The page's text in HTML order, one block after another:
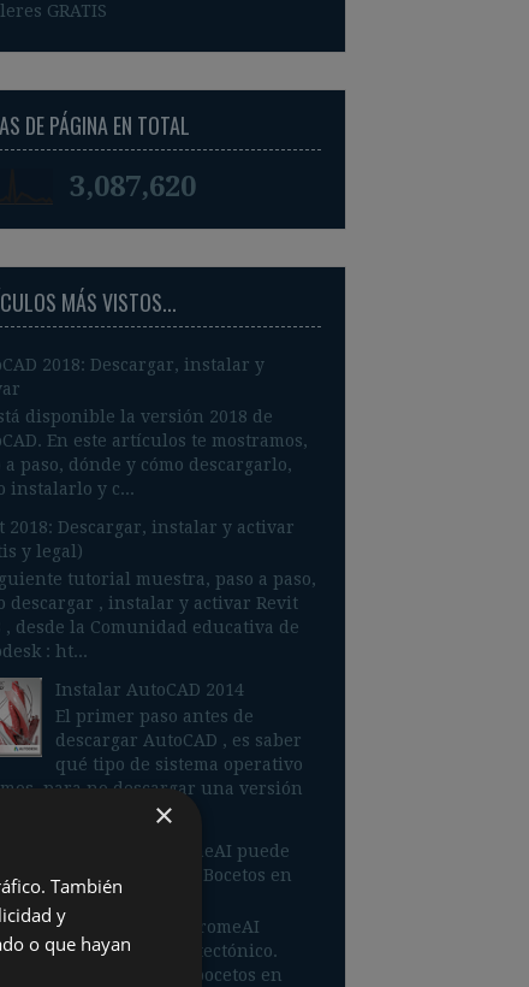
GRATIS
DE PÁGINA EN TOTAL
3,087,620
MÁS VISTOS...
2018: Descargar, instalar y
disponible la versión 2018 de
En este artículos te mostramos,
a paso, dónde y cómo descargarlo,
instalarlo y c...
2018: Descargar, instalar y activar
y legal)
tutorial muestra, paso a paso,
descargar , instalar y activar Revit
, desde la Comunidad educativa de
: ht...
Instalar AutoCAD 2014
El primer paso antes de
descargar AutoCAD , es saber
qué tipo de sistema operativo
para no descargar una versión
¿Sabías que PromeAI puede
Transformar Tus Bocetos en
Realidad?
Descubre cómo PromeAI
el diseño arquitectónico.
a transformar tus bocetos en
×
También
y
o que hayan